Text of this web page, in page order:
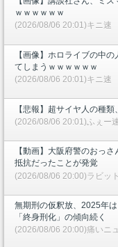
ｗｗｗｗｗｗ
(2026/08/06 20:01)キニ速
【画像】ホロライブの中
てしまうｗｗｗｗｗｗ
(2026/08/06 20:01)キニ速
【悲報】超サイヤ人の種
(2026/08/06 20:01)ふぇー
【動画】大阪府警のおっ
抵抗だったことが発覚
(2026/08/06 20:00)ラビッ
無期刑の仮釈放、2025年
「終身刑化」の傾向続く
(2026/08/06 20:00)痛いニ